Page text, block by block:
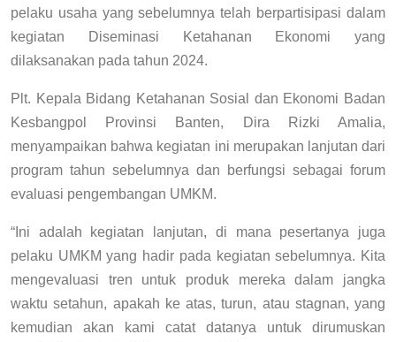
pelaku usaha yang sebelumnya telah berpartisipasi dalam
kegiatan Diseminasi Ketahanan Ekonomi yang
dilaksanakan pada tahun 2024.
Plt. Kepala Bidang Ketahanan Sosial dan Ekonomi Badan
Kesbangpol Provinsi Banten, Dira Rizki Amalia,
menyampaikan bahwa kegiatan ini merupakan lanjutan dari
program tahun sebelumnya dan berfungsi sebagai forum
evaluasi pengembangan UMKM.
“Ini adalah kegiatan lanjutan, di mana pesertanya juga
pelaku UMKM yang hadir pada kegiatan sebelumnya. Kita
mengevaluasi tren untuk produk mereka dalam jangka
waktu setahun, apakah ke atas, turun, atau stagnan, yang
kemudian akan kami catat datanya untuk dirumuskan